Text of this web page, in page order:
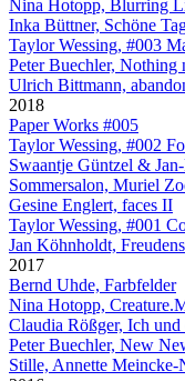
Nina Hotopp, Blurring
Inka Büttner, Schöne
Taylor Wessing, #003
Peter Buechler, Nothing
Ulrich Bittmann,
2018
Paper Works #005
Taylor Wessing, #002
Swaantje Güntzel &
Sommersalon, Muriel
Gesine Englert, faces II
Taylor Wessing, #001
Jan Köhnholdt,
2017
Bernd Uhde, Farbfelder
Nina Hotopp,
Claudia Rößger, Ich und
Peter Buechler, New
Stille, Annette